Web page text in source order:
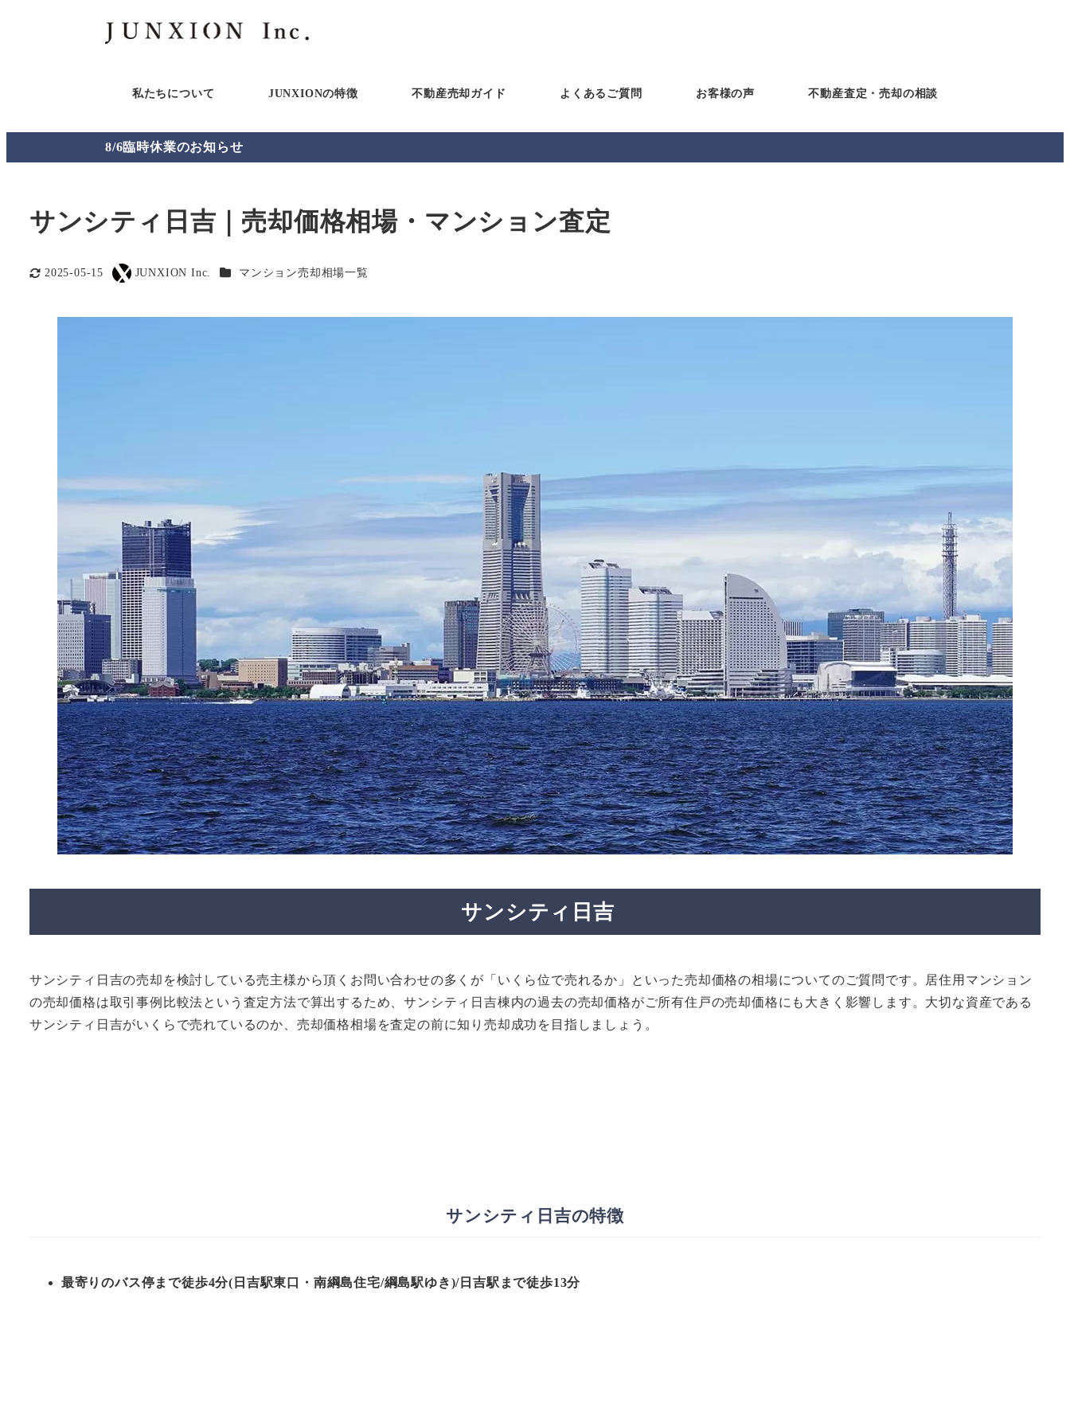
私たちについて JUNXIONの特徴 不動産売却ガイド よくあるご質問 お客様の声 不動産査定・売却の相談
8/6臨時休業のお知らせ
サンシティ日吉｜売却価格相場・マンション査定
更新日
2025-05-15
著
JUNXION Inc. カテゴリー
マンション売却相場一覧
サンシティ日吉
サンシティ日吉の売却を検討している売主様から頂くお問い合わせの多くが「いくら位で売れるか」といった売却価格の相場についてのご質問です。居住用マンション
の売却価格は取引事例比較法という査定方法で算出するため、サンシティ日吉棟内の過去の売却価格がご所有住戸の売却価格にも大きく影響します。大切な資産である
サンシティ日吉がいくらで売れているのか、売却価格相場を査定の前に知り売却成功を目指しましょう。
サンシティ日吉の特徴
最寄りのバス停まで徒歩4分(日吉駅東口・南綱島住宅/綱島駅ゆき)/日吉駅まで徒歩13分